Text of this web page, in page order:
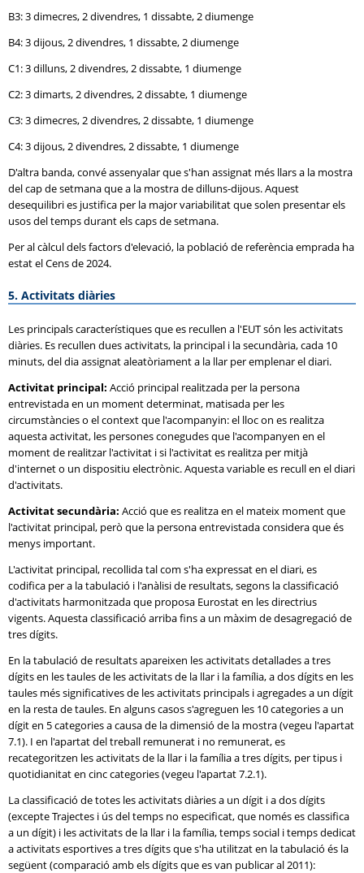
B3: 3 dimecres, 2 divendres, 1 dissabte, 2 diumenge
B4: 3 dijous, 2 divendres, 1 dissabte, 2 diumenge
C1: 3 dilluns, 2 divendres, 2 dissabte, 1 diumenge
C2: 3 dimarts, 2 divendres, 2 dissabte, 1 diumenge
C3: 3 dimecres, 2 divendres, 2 dissabte, 1 diumenge
C4: 3 dijous, 2 divendres, 2 dissabte, 1 diumenge
D'altra banda, convé assenyalar que s'han assignat més llars a la mostra
del cap de setmana que a la mostra de dilluns-dijous. Aquest
desequilibri es justifica per la major variabilitat que solen presentar els
usos del temps durant els caps de setmana.
Per al càlcul dels factors d'elevació, la població de referència emprada ha
estat el Cens de 2024.
5. Activitats diàries
Les principals característiques que es recullen a l'EUT són les activitats
diàries. Es recullen dues activitats, la principal i la secundària, cada 10
minuts, del dia assignat aleatòriament a la llar per emplenar el diari.
Activitat principal: Acció principal realitzada per la persona
entrevistada en un moment determinat, matisada per les
circumstàncies o el context que l'acompanyin: el lloc on es realitza
aquesta activitat, les persones conegudes que l'acompanyen en el
moment de realitzar l'activitat i si l'activitat es realitza per mitjà
d'internet o un dispositiu electrònic. Aquesta variable es recull en el diari
d'activitats.
Activitat secundària: Acció que es realitza en el mateix moment que
l'activitat principal, però que la persona entrevistada considera que és
menys important.
L'activitat principal, recollida tal com s'ha expressat en el diari, es
codifica per a la tabulació i l'anàlisi de resultats, segons la classificació
d'activitats harmonitzada que proposa Eurostat en les directrius
vigents. Aquesta classificació arriba fins a un màxim de desagregació de
tres dígits.
En la tabulació de resultats apareixen les activitats detallades a tres
dígits en les taules de les activitats de la llar i la família, a dos dígits en les
taules més significatives de les activitats principals i agregades a un dígit
en la resta de taules. En alguns casos s'agreguen les 10 categories a un
dígit en 5 categories a causa de la dimensió de la mostra (vegeu l'apartat
7.1). I en l'apartat del treball remunerat i no remunerat, es
recategoritzen les activitats de la llar i la família a tres dígits, per tipus i
quotidianitat en cinc categories (vegeu l'apartat 7.2.1).
La classificació de totes les activitats diàries a un dígit i a dos dígits
(excepte Trajectes i ús del temps no especificat, que només es classifica
a un dígit) i les activitats de la llar i la família, temps social i temps dedicat
a activitats esportives a tres dígits que s'ha utilitzat en la tabulació és la
següent (comparació amb els dígits que es van publicar al 2011):